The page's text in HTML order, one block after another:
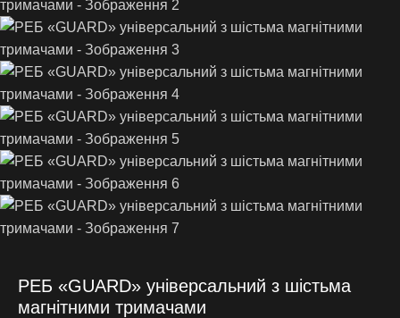
РЕБ «GUARD» універсальний з шістьма
магнітними тримачами